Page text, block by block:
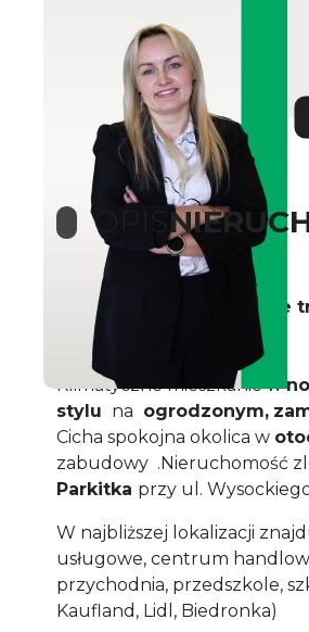
OPIS
Na sprzedaż
dzielnicy Parkitka.
Klimatyczne mieszkanie w
stylu na ogrodzonym,
Cicha spokojna okolica w
zabudowy .Nieruchomość
Parkitka przy ul.
W najbliższej lokalizacji
usługowe, centrum
przychodnia, przedszkole,
Kaufland, Lidl, Biedronka)